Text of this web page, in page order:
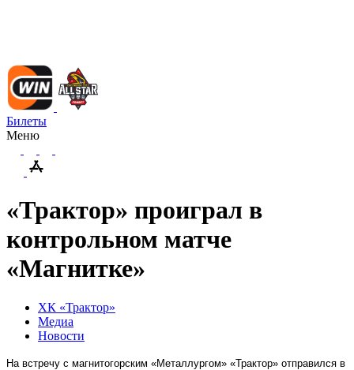
Билеты
Меню
«Трактор» проиграл в
контрольном матче
«Магнитке»
ХК «Трактор»
Медиа
Новости
На встречу с магнитогорским «Металлургом» «Трактор» отправился в